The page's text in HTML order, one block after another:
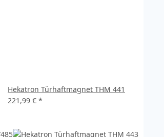
Hekatron Türhaftmagnet THM 441
221,99 € *